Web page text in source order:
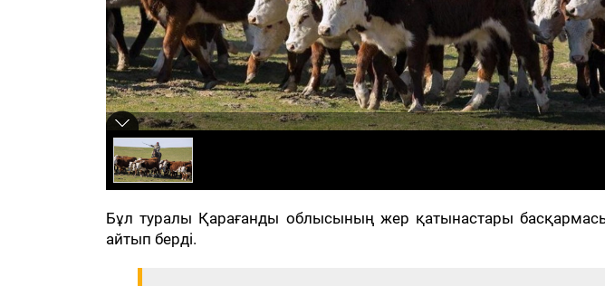
Бұл туралы Қарағанды облысының жер қатынастары
айтып берді.